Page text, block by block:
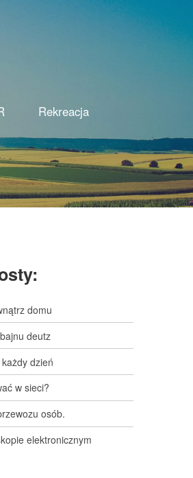
Rekreacja
domu
deutz
dzień
w sieci?
osób.
elektronicznym